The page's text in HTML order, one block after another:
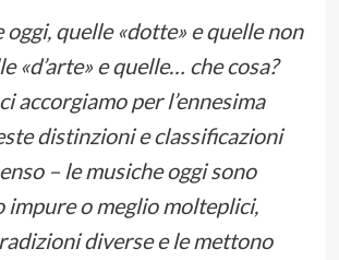
oggi, quelle «dotte» e quelle non
«d’arte» e quelle… che cosa?
accorgiamo per l’ennesima
distinzioni e classificazioni
– le musiche oggi sono
impure o meglio molteplici,
diverse e le mettono